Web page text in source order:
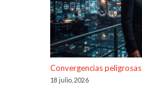
Convergencias peligrosas
18 julio, 2026